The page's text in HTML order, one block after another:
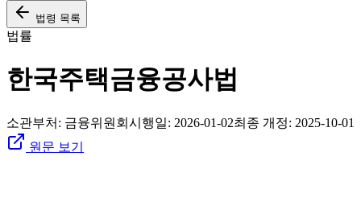
법령 목록
법률
한국주택금융공사법
소관부처: 금융위원회 시행일: 2026-01-02최종 개정: 2025-10-01
원문 보기